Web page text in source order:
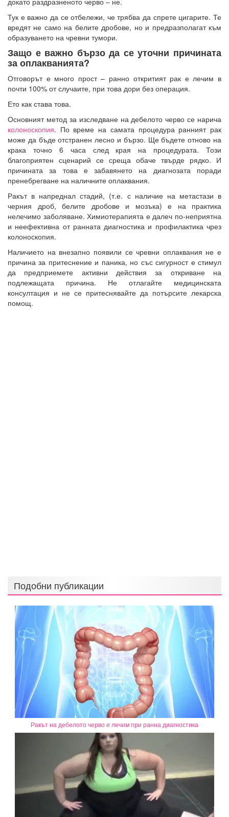
Тук е важно да се отбележи, че трябва да спрете цигарите. Те
вредят не само на белите дробове, но и предразполагат към
образуването на чревни тумори.
Защо е важно бързо да се уточни причината
за оплакванията?
Отговорът е много прост – ранно откритият рак е лечим в
почти 100% от случаите, при това дори без операция.
Ето как става това.
Основният метод за изследване на дебелото черво се нарича
колоноскопия. По време на самата процедура ранният рак
може да бъде отстранен лесно и бързо. Ще бъдете отново на
крака точно 6 часа след края на процедурата. Този
благоприятен сценарий се среща обаче твърде рядко. И
причината за това е забавянето на диагнозата поради
пренебрегване на наличните оплаквания.
Ракът в напреднал стадий, (т.е. с наличие на метастази в
черния дроб, белите дробове и мозъка) е на практика
нелечимо заболяване. Химиотерапията е далеч по-неприятна
и неефективна от ранната диагностика и профилактика чрез
колоноскопия.
Наличието на внезапно появили се чревни оплаквания не е
причина за притеснение и паника, но със сигурност е стимул
да предприемете активни действия за откриване на
подлежащата причина. Не отлагайте медицинската
консултация и не се притеснявайте да потърсите лекарска
помощ.
Подобни публикации
Ракът на дебелото черво е лечим при ранна диагностика